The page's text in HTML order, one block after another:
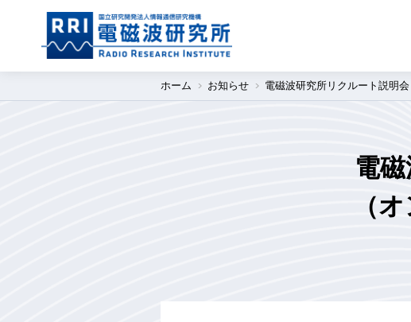
ホーム お知らせ 電磁波研究所リクルート説明
電
（